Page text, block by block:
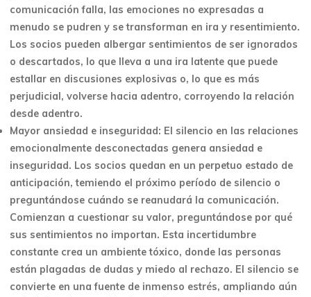
comunicación falla, las emociones no expresadas a
menudo se pudren y se transforman en ira y resentimiento.
Los socios pueden albergar sentimientos de ser ignorados
o descartados, lo que lleva a una ira latente que puede
estallar en discusiones explosivas o, lo que es más
perjudicial, volverse hacia adentro, corroyendo la relación
desde adentro.
Mayor ansiedad e inseguridad: El silencio en las relaciones
emocionalmente desconectadas genera ansiedad e
inseguridad. Los socios quedan en un perpetuo estado de
anticipación, temiendo el próximo período de silencio o
preguntándose cuándo se reanudará la comunicación.
Comienzan a cuestionar su valor, preguntándose por qué
sus sentimientos no importan. Esta incertidumbre
constante crea un ambiente tóxico, donde las personas
están plagadas de dudas y miedo al rechazo. El silencio se
convierte en una fuente de inmenso estrés, ampliando aún